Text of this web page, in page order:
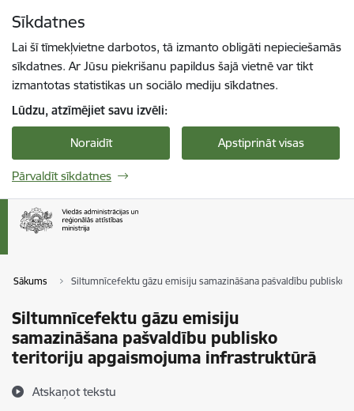
Sīkdatnes
Lai šī tīmekļvietne darbotos, tā izmanto obligāti nepieciešamās
sīkdatnes. Ar Jūsu piekrišanu papildus šajā vietnē var tikt
izmantotas statistikas un sociālo mediju sīkdatnes.
Lūdzu, atzīmējiet savu izvēli:
Noraidīt Apstiprināt visas
Pārvaldīt sīkdatnes
Sākums Siltumnīcefektu gāzu emisiju samazināšana pašvaldību
Siltumnīcefektu gāzu emisiju
samazināšana pašvaldību publisko
teritoriju apgaismojuma infrastruktūrā
Atskaņot tekstu